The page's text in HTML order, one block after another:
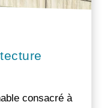
consacré à